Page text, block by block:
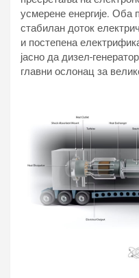
усмерене енергије.
стабилан доток
и постепена
јасно да дизел-
главни ослонац за